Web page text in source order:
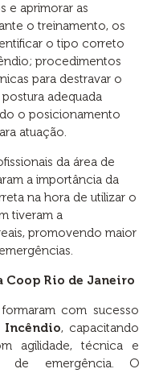
e aprimorar as
o treinamento, os
o tipo correto
procedimentos
para destravar o
adequada
o posicionamento
atuação.
da área de
a importância da
na hora de utilizar o
tiveram a
promovendo maior
Coop Rio de Janeiro
com sucesso
Incêndio, capacitando
agilidade, técnica e
de emergência. O